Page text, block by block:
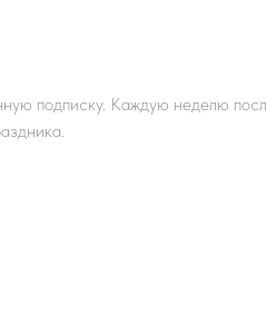
подписку. Каждую неделю